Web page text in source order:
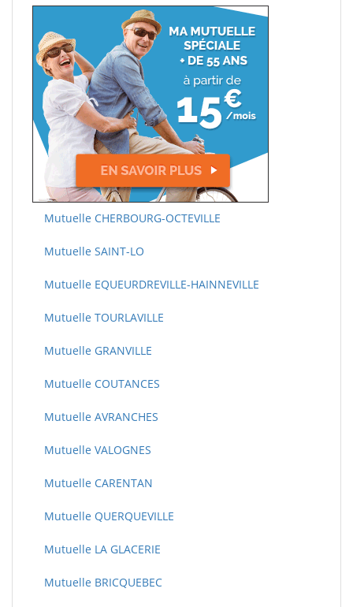
Mutuelle CHERBOURG-OCTEVILLE
Mutuelle SAINT-LO
Mutuelle EQUEURDREVILLE-HAINNEVILLE
Mutuelle TOURLAVILLE
Mutuelle GRANVILLE
Mutuelle COUTANCES
Mutuelle AVRANCHES
Mutuelle VALOGNES
Mutuelle CARENTAN
Mutuelle QUERQUEVILLE
Mutuelle LA GLACERIE
Mutuelle BRICQUEBEC